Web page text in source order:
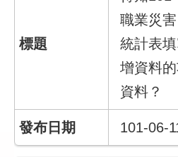
職業災
統計表
增資料
資料？
101-06-